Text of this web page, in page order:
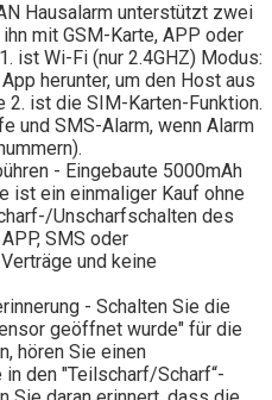
Hausalarm unterstützt zwei
mit GSM-Karte, APP oder
ist Wi-Fi (nur 2.4GHZ) Modus:
herunter, um den Host aus
2. ist die SIM-Karten-Funktion.
und SMS-Alarm, wenn Alarm
- Eingebaute 5000mAh
ist ein einmaliger Kauf ohne
Unscharfschalten des
SMS oder
und keine
- Schalten Sie die
geöffnet wurde" für die
hören Sie einen
den "Teilscharf/Scharf“-